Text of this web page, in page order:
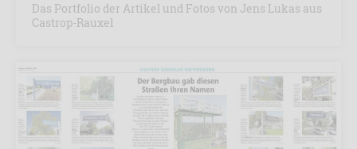
Das Portfolio der Artikel und Fotos von Jens Lukas aus
Castrop-Rauxel